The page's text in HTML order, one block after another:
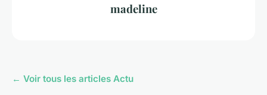
madeline
← Voir tous les articles Actu